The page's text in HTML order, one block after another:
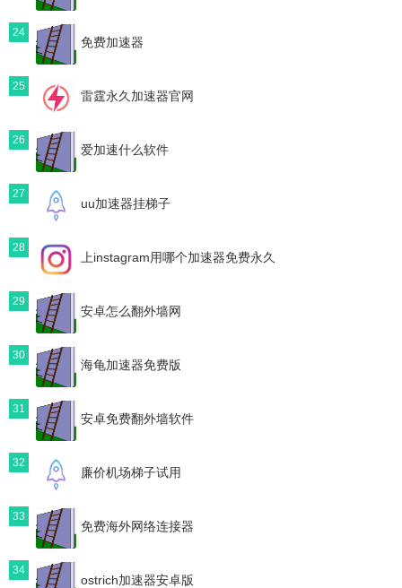
24
免费加速器
25
雷霆永久加速器官网
26
爱加速什么软件
27
uu加速器挂梯子
28
上instagram用哪个加速器免费永久
29
安卓怎么翻外墙网
30
海龟加速器免费版
31
安卓免费翻外墙软件
32
廉价机场梯子试用
33
免费海外网络连接器
34
ostrich加速器安卓版